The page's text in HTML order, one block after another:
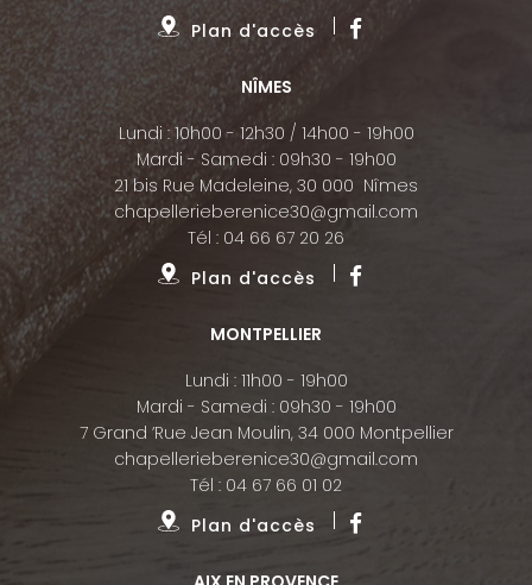
Plan d'accès
NÎMES
Lundi : 10h00 - 12h30 / 14h00 - 19h00
Mardi - Samedi : 09h30 - 19h00
21 bis Rue Madeleine, 30 000 Nîmes
chapellerieberenice30@gmail.com
Tél : 04 66 67 20 26
Plan d'accès
MONTPELLIER
Lundi : 11h00 - 19h00
Mardi - Samedi : 09h30 - 19h00
7 Grand ’Rue Jean Moulin, 34 000 Montpellier
chapellerieberenice30@gmail.com
Tél : 04 67 66 01 02
Plan d'accès